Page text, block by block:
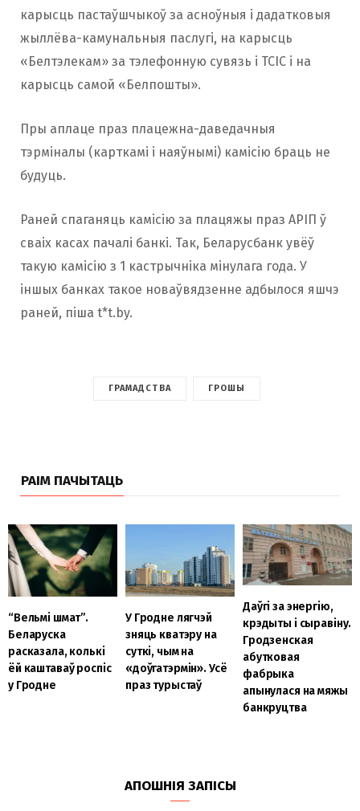
карысць пастаўшчыкоў за асноўныя і дадатковыя
жыллёва-камунальныя паслугі, на карысць
«Белтэлекам» за тэлефонную сувязь і ТСІС і на
карысць самой «Белпошты».
Пры аплаце праз плацежна-даведачныя
тэрміналы (карткамі і наяўнымі) камісію браць не
будуць.
Раней спаганяць камісію за плацяжы праз АРІП ў
сваіх касах пачалі банкі. Так, Беларусбанк увёў
такую ​​камісію з 1 кастрычніка мінулага года. У
іншых банках такое новаўвядзенне адбылося яшчэ
раней, піша t*t.by.
ГРАМАДСТВА ГРОШЫ
РАІМ ПАЧЫТАЦЬ
“Вельмі шмат”.
Беларуска
расказала, колькі
ёй каштаваў роспіс
у Гродне
У Гродне лягчэй
зняць кватэру на
суткі, чым на
«доўгатэрмін». Усё
праз турыстаў
Даўгі за энергію,
крэдыты і сыравіну.
Гродзенская
абутковая
фабрыка
апынулася на мяжы
банкруцтва
АПОШНІЯ ЗАПІСЫ